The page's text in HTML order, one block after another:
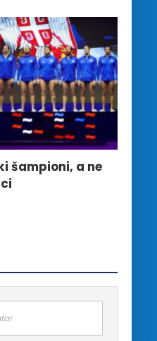
šampioni, a ne